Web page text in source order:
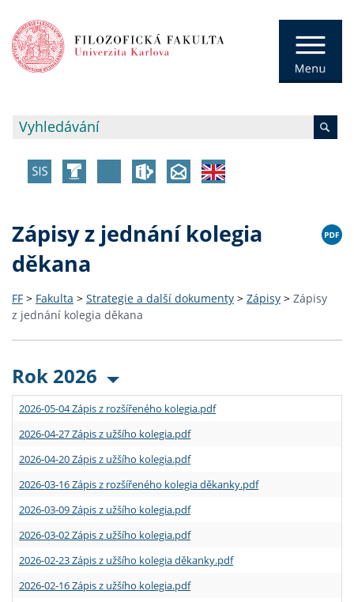
Zápisy z jednání kolegia
děkana
FF > Fakulta > Strategie a další dokumenty > Zápisy > Zápisy
z jednání kolegia děkana
Rok 2026
2026-05-04 Zápis z rozšířeného kolegia.pdf
2026-04-27 Zápis z užšího kolegia.pdf
2026-04-20 Zápis z užšího kolegia.pdf
2026-03-16 Zápis z rozšířeného kolegia děkanky.pdf
2026-03-09 Zápis z užšího kolegia.pdf
2026-03-02 Zápis z užšího kolegia.pdf
2026-02-23 Zápis z užšího kolegia děkanky.pdf
2026-02-16 Zápis z užšího kolegia.pdf